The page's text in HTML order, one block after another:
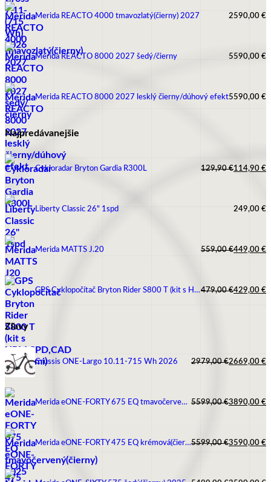
Merida REACTO 4000 tmavozlatý(čierny) 2027 2590,00 €
Merida REACTO 8000 2027 šedý/čierny 5590,00 €
Merida REACTO 8000 2027 lesklý čierny/dúhový efekt5590,00 €
Najpredávanejšie
Cykloradar Bryton Gardia R300L 129,90€
Pôvodná
cena
bola:
129,90 €.
114,90 €
Aktuálna
cena
je:
114,90 €.Liberty Classic 26" 1spd 249,00 €
Merida MATTS J.20 559,00€
Pôvodná
cena
bola:
559,00 €.
449,00 €
Aktuálna
cena
je:
449,00 €.
GPS Cyklopočítač Bryton Rider S800 T (kit s HRM,SPD,CAD snímačmi)479,00€
Pôvodná
cena
bola:
479,00 €.
429,00 €
Aktuálna
cena
je:
429,00 €.
Zľavy
Crussis ONE-Largo 10.11-715 Wh 2026 2979,00€
Pôvodná
cena
bola:
2979,00 €.
2669,00 €
Aktuálna
cena
je:
2669,00 €.
Merida eONE-FORTY 675 EQ tmavočervený(čierny) 2025 5599,00€
Pôvodná
cena
bola:
5599,00 €.
3890,00 €
Aktuálna
cena
je:
3890,00 €.
Merida eONE-FORTY 475 EQ krémová(čierna) 20255599,00€
Pôvodná
cena
bola:
3590,00 €
Aktuálna
cena
je: